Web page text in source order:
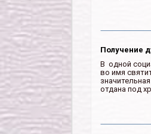
Получение
В одной
во имя
отдана под